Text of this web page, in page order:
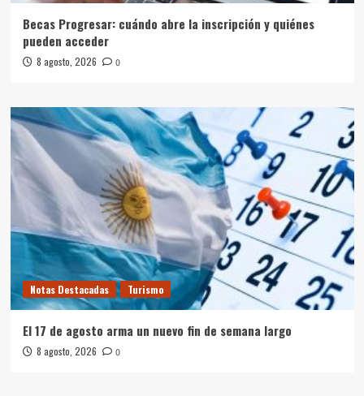
Becas Progresar: cuándo abre la inscripción y quiénes
pueden acceder
8 agosto, 2026 0
Notas Destacadas Turismo
El 17 de agosto arma un nuevo fin de semana largo
8 agosto, 2026 0